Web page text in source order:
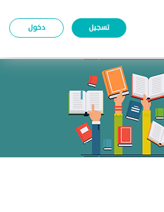
تسجيل دخول